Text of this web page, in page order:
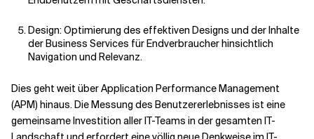
Design: Optimierung des effektiven Designs und der Inhalte
der Business Services für Endverbraucher hinsichtlich
Navigation und Relevanz.
Dies geht weit über Application Performance Management
(APM) hinaus. Die Messung des Benutzererlebnisses ist eine
gemeinsame Investition aller IT-Teams in der gesamten IT-